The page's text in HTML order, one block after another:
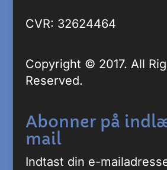
CVR: 32624464
Copyright © 2017. All
Reserved.
Abonner på
mail
Indtast din e-